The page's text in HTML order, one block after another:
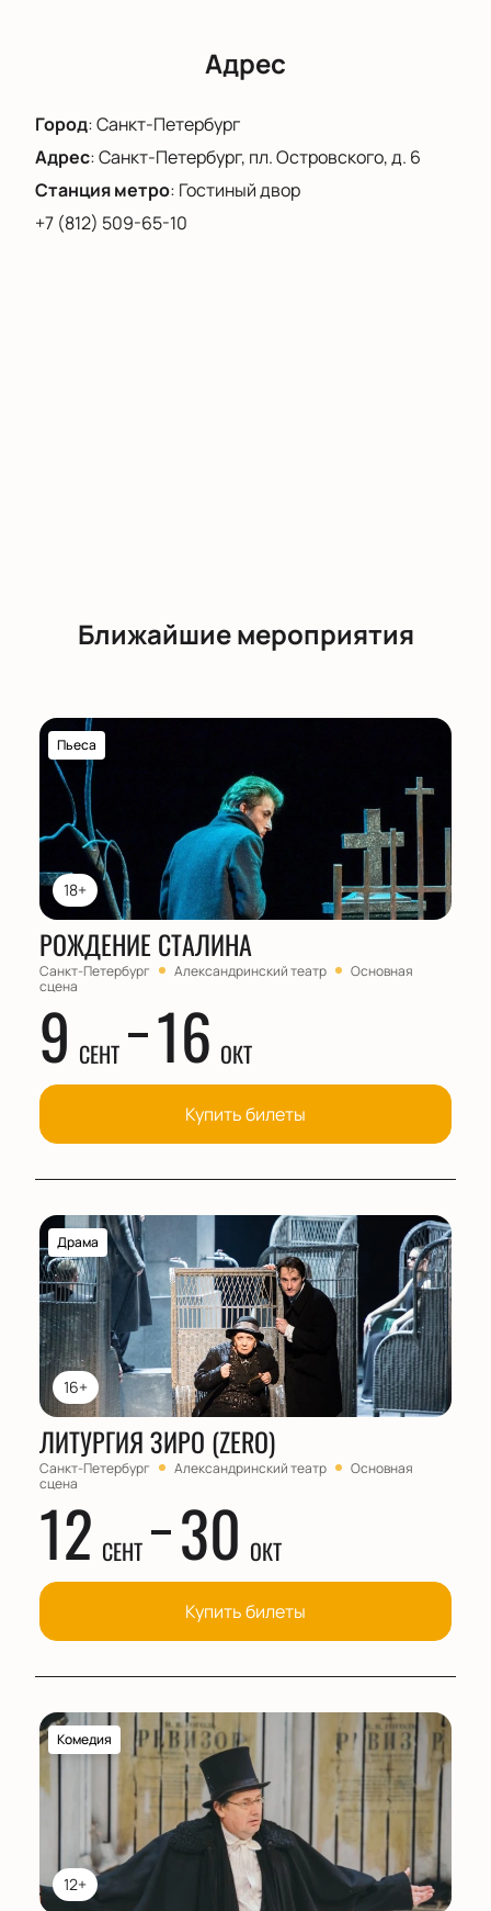
Адрес
Город:Санкт-Петербург
Адрес:Санкт-Петербург, пл. Островского, д. 6
Станция метро: Гостиный двор
+7 (812) 509-65-10
Ближайшие мероприятия
18+
Пьеса
РОЖДЕНИЕ СТАЛИНА
Санкт-Петербург Александринский театр
Основная
сцена
9 СЕНТ 16 ОКТ
Купить билеты
16+
Драма
ЛИТУРГИЯ ЗИРО (ZERO)
Санкт-Петербург Александринский театр
Основная
сцена
12 СЕНТ 30 ОКТ
Купить билеты
12+
Комедия